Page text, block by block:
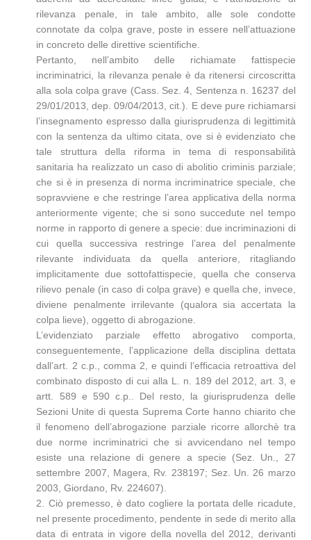
rilevanza penale, in tale ambito, alle sole condotte
connotate da colpa grave, poste in essere nell’attuazione
in concreto delle direttive scientifiche.
Pertanto, nell’ambito delle richiamate fattispecie
incriminatrici, la rilevanza penale è da ritenersi circoscritta
alla sola colpa grave (Cass. Sez. 4, Sentenza n. 16237 del
29/01/2013, dep. 09/04/2013, cit.). E deve pure richiamarsi
l’insegnamento espresso dalla giurisprudenza di legittimità
con la sentenza da ultimo citata, ove si è evidenziato che
tale struttura della riforma in tema di responsabilità
sanitaria ha realizzato un caso di abolitio criminis parziale;
che si è in presenza di norma incriminatrice speciale, che
sopravviene e che restringe l’area applicativa della norma
anteriormente vigente; che si sono succedute nel tempo
norme in rapporto di genere a specie: due incriminazioni di
cui quella successiva restringe l’area del penalmente
rilevante individuata da quella anteriore, ritagliando
implicitamente due sottofattispecie, quella che conserva
rilievo penale (in caso di colpa grave) e quella che, invece,
diviene penalmente irrilevante (qualora sia accertata la
colpa lieve), oggetto di abrogazione.
L’evidenziato parziale effetto abrogativo comporta,
conseguentemente, l’applicazione della disciplina dettata
dall’art. 2 c.p., comma 2, e quindi l’efficacia retroattiva del
combinato disposto di cui alla L. n. 189 del 2012, art. 3, e
artt. 589 e 590 c.p.. Del resto, la giurisprudenza delle
Sezioni Unite di questa Suprema Corte hanno chiarito che
il fenomeno dell’abrogazione parziale ricorre allorchè tra
due norme incriminatrici che si avvicendano nel tempo
esiste una relazione di genere a specie (Sez. Un., 27
settembre 2007, Magera, Rv. 238197; Sez. Un. 26 marzo
2003, Giordano, Rv. 224607).
2. Ciò premesso, è dato cogliere la portata delle ricadute,
nel presente procedimento, pendente in sede di merito alla
data di entrata in vigore della novella del 2012, derivanti